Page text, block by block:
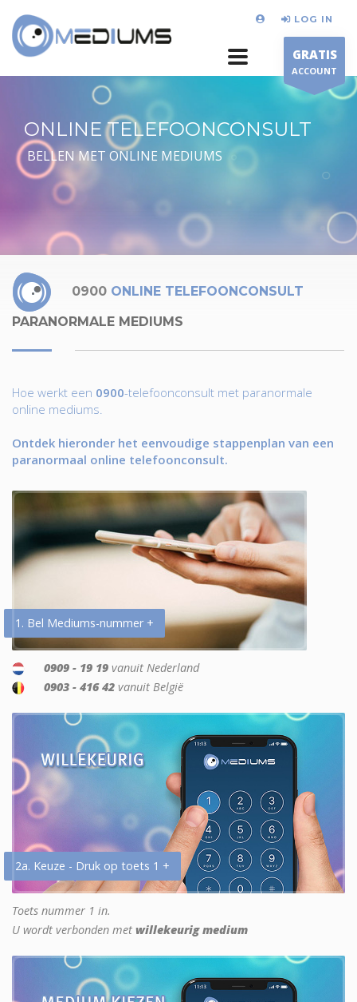
LOG IN
GRATIS
ACCOUNT
ONLINE TELEFOONCONSULT
BELLEN MET ONLINE MEDIUMS
0900 ONLINE TELEFOONCONSULT
PARANORMALE MEDIUMS
Hoe werkt een 0900-telefoonconsult met paranormale
online mediums.
Ontdek hieronder het eenvoudige stappenplan van een
paranormaal online telefoonconsult.
1. Bel Mediums-nummer +
0909 - 19 19 vanuit Nederland
0903 - 416 42 vanuit België
2a. Keuze - Druk op toets 1 +
Toets nummer 1 in.
U wordt verbonden met willekeurig medium